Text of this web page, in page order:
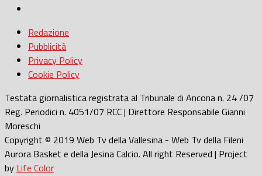
Redazione
Pubblicità
Privacy Policy
Cookie Policy
Testata giornalistica registrata al Tribunale di Ancona n. 24 /07
Reg. Periodici n. 4051/07 RCC | Direttore Responsabile Gianni
Moreschi
Copyright © 2019 Web Tv della Vallesina - Web Tv della Fileni
Aurora Basket e della Jesina Calcio. All right Reserved | Project
by Life Color